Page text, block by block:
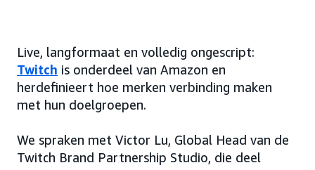
Live, langformaat en volledig ongescript:
Twitch is onderdeel van Amazon en
herdefinieert hoe merken verbinding maken
met hun doelgroepen.
We spraken met Victor Lu, Global Head van de
Twitch Brand Partnership Studio, die deel